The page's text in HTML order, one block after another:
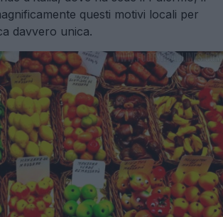
questi motivi locali per
davvero unica.